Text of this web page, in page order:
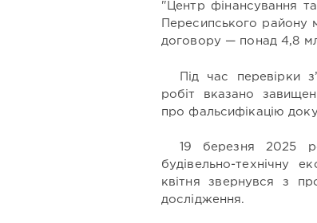
"Центр фінансування та
Пересипського
договору — понад 4,8
Під час перевірки
робіт вказано
про фальсифікацію
19 березня 2025
будівельно-технічну
квітня звернувся з
дослідження.